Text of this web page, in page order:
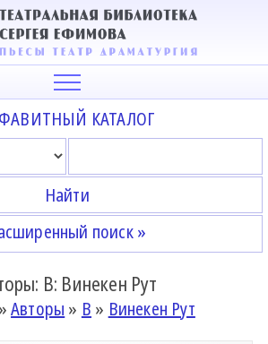
КАТАЛОГ
поиск »
В: Винекен Рут
»Авторы » В » Винекен Рут